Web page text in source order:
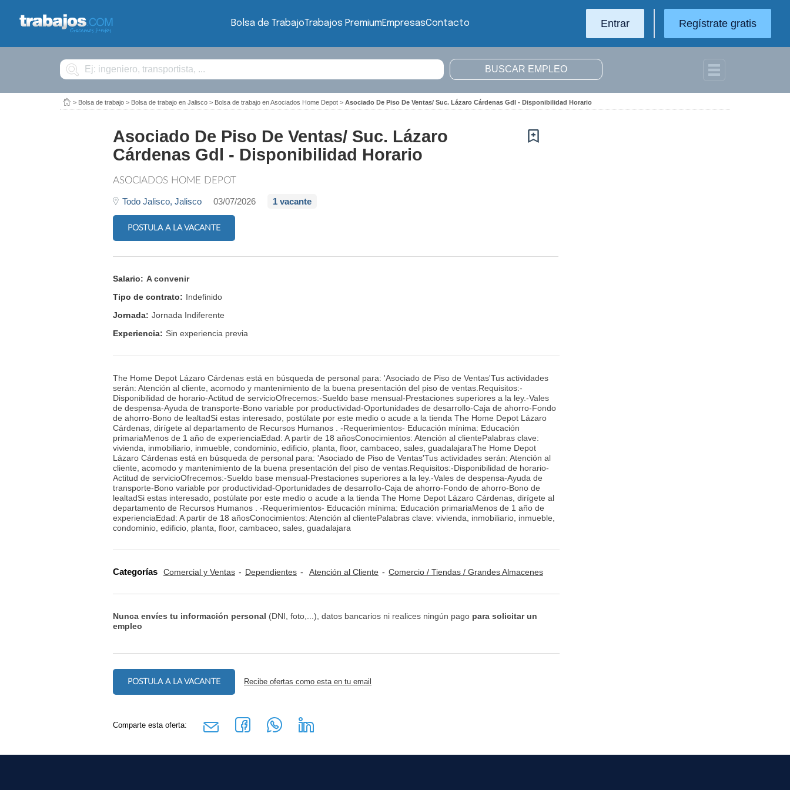
Bolsa de TrabajoTrabajos PremiumEmpresasContacto Entrar Regístrate gratis
Buscar
> Bolsa de trabajo > Bolsa de trabajo en Jalisco > Bolsa de trabajo en Asociados Home Depot > Asociado De Piso De Ventas/ Suc. Lázaro Cárdenas Gdl - Disponibilidad Horario
Asociado De Piso De Ventas/ Suc. Lázaro
Cárdenas Gdl - Disponibilidad Horario
ASOCIADOS HOME DEPOT
Todo Jalisco, Jalisco 03/07/2026 1 vacante
POSTULA A LA VACANTE
Salario: A convenir
Tipo de contrato: Indefinido
Jornada: Jornada Indiferente
Experiencia: Sin experiencia previa
The Home Depot Lázaro Cárdenas está en búsqueda de personal para: 'Asociado de Piso de Ventas'Tus actividades
serán: Atención al cliente, acomodo y mantenimiento de la buena presentación del piso de ventas.Requisitos:-
Disponibilidad de horario-Actitud de servicioOfrecemos:-Sueldo base mensual-Prestaciones superiores a la ley.-Vales
de despensa-Ayuda de transporte-Bono variable por productividad-Oportunidades de desarrollo-Caja de ahorro-Fondo
de ahorro-Bono de lealtadSi estas interesado, postúlate por este medio o acude a la tienda The Home Depot Lázaro
Cárdenas, dirígete al departamento de Recursos Humanos . -Requerimientos- Educación mínima: Educación
primariaMenos de 1 año de experienciaEdad: A partir de 18 añosConocimientos: Atención al clientePalabras clave:
vivienda, inmobiliario, inmueble, condominio, edificio, planta, floor, cambaceo, sales, guadalajaraThe Home Depot
Lázaro Cárdenas está en búsqueda de personal para: 'Asociado de Piso de Ventas'Tus actividades serán: Atención al
cliente, acomodo y mantenimiento de la buena presentación del piso de ventas.Requisitos:-Disponibilidad de horario-
Actitud de servicioOfrecemos:-Sueldo base mensual-Prestaciones superiores a la ley.-Vales de despensa-Ayuda de
transporte-Bono variable por productividad-Oportunidades de desarrollo-Caja de ahorro-Fondo de ahorro-Bono de
lealtadSi estas interesado, postúlate por este medio o acude a la tienda The Home Depot Lázaro Cárdenas, dirígete al
departamento de Recursos Humanos . -Requerimientos- Educación mínima: Educación primariaMenos de 1 año de
experienciaEdad: A partir de 18 añosConocimientos: Atención al clientePalabras clave: vivienda, inmobiliario, inmueble,
condominio, edificio, planta, floor, cambaceo, sales, guadalajara
Categorías Comercial y Ventas Dependientes Atención al Cliente Comercio / Tiendas / Grandes Almacenes
Nunca envíes tu información personal (DNI, foto,...), datos bancarios ni realices ningún pago para solicitar un
empleo
POSTULA A LA VACANTE Recibe ofertas como esta en tu email
Comparte esta oferta: